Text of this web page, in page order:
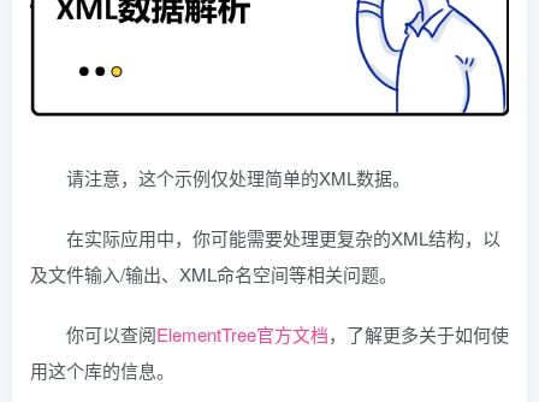
请注意，这个示例仅处理简单的XML数据。
在实际应用中，你可能需要处理更复杂的XML结构，以
及文件输入/输出、XML命名空间等相关问题。
你可以查阅ElementTree官方文档，了解更多关于如何使
用这个库的信息。